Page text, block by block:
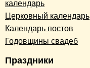
календарь
Церковный календарь
Календарь постов
Годовщины свадеб
Праздники